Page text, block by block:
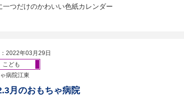
一つだけのかわいい色紙カレンダー
2022年03月29日
こども
病院江東
月のおもちゃ病院